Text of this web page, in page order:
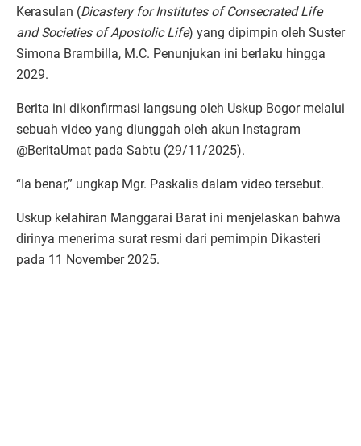
Kerasulan (Dicastery for Institutes of Consecrated Life
and Societies of Apostolic Life) yang dipimpin oleh Suster
Simona Brambilla, M.C. Penunjukan ini berlaku hingga
2029.
Berita ini dikonfirmasi langsung oleh Uskup Bogor melalui
sebuah video yang diunggah oleh akun Instagram
@BeritaUmat pada Sabtu (29/11/2025).
“Ia benar,” ungkap Mgr. Paskalis dalam video tersebut.
Uskup kelahiran Manggarai Barat ini menjelaskan bahwa
dirinya menerima surat resmi dari pemimpin Dikasteri
pada 11 November 2025.